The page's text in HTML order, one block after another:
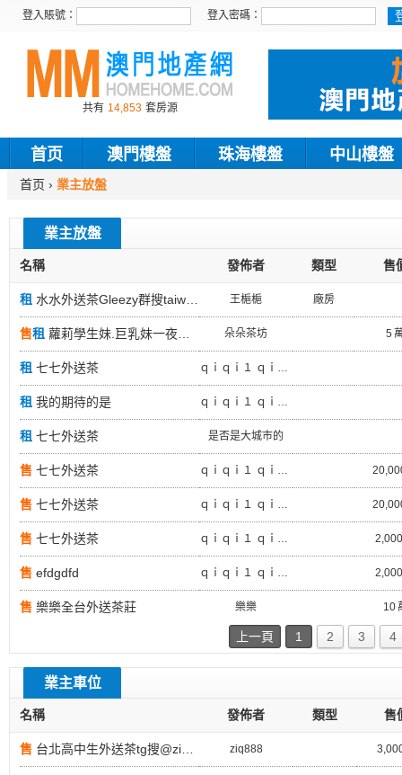
登入賬號： 登入密碼：
共有 14,853 套房源
首页 澳門樓盤 珠海樓盤 中山樓盤
首页 › 業主放盤
業主放盤
名稱 發佈者 類型 售
租 水水外送茶Gleezy群搜taiwan68 王梔梔 廠房
售租 蘿莉學生妹.巨乳妹一夜情 奶水媽媽 孕婦 雙胞胎3PTG搜mt1689 朵朵茶坊 5
租 七七外送茶 ｑｉｑｉ１ ｑｉｑｉ
租 我的期待的是 ｑｉｑｉ１ ｑｉｑｉ
租 七七外送茶 是否是大城市的
售 七七外送茶 ｑｉｑｉ１ ｑｉｑｉ
售 七七外送茶 ｑｉｑｉ１ ｑｉｑｉ
售 七七外送茶 ｑｉｑｉ１ ｑｉｑｉ
售 efdgdfd ｑｉｑｉ１ ｑｉｑｉ
售 樂樂全台外送茶莊 樂樂 10
上一頁 1 2 3 4
業主車位
名稱 發佈者 類型 售
售 台北高中生外送茶tg搜@ziq888台北F奶高中18歲蘿莉學生妹 ziq888